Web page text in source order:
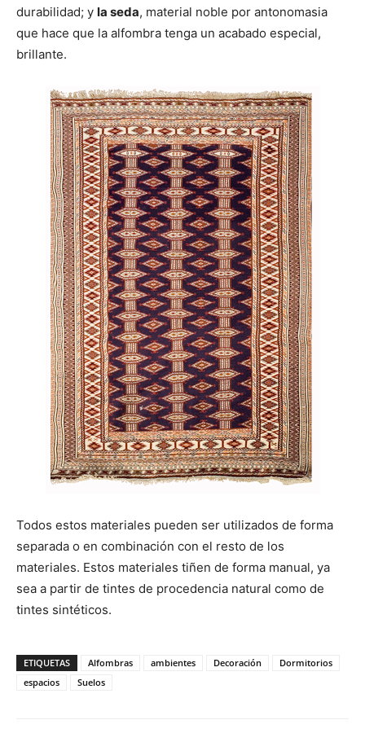
durabilidad; y la seda, material noble por antonomasia
que hace que la alfombra tenga un acabado especial,
brillante.
Todos estos materiales pueden ser utilizados de forma
separada o en combinación con el resto de los
materiales. Estos materiales tiñen de forma manual, ya
sea a partir de tintes de procedencia natural como de
tintes sintéticos.
ETIQUETAS Alfombras ambientes Decoración
Dormitorios
espacios
Suelos